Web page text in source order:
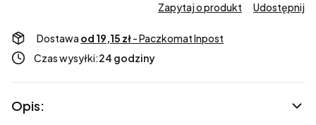
Zapytaj o produkt Udostępnij
Dostawa od 19,15 zł- Paczkomat Inpost
Czas wysyłki:24 godziny
Opis: